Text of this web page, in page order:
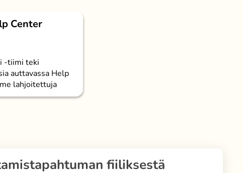
Center
-tiimi teki
auttavassa Help
lahjoitettuja
fiiliksestä